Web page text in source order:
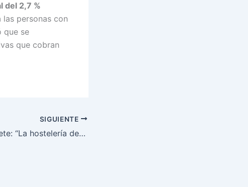
del 2,7 %
las personas con
que se
que cobran
SIGUIENTE
Héctor Cañete: “La hostelería de A Coruña es la principal puerta de entrada para muchos hombres y mujeres migrantes al mercado laboral regulado”